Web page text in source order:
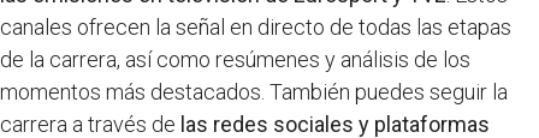
canales ofrecen la señal en directo de todas las etapas
de la carrera, así como resúmenes y análisis de los
momentos más destacados. También puedes seguir la
carrera a través de las redes sociales y plataformas